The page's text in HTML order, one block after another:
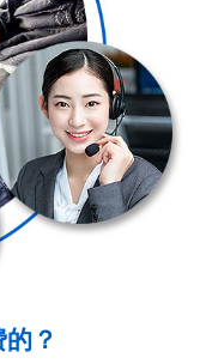
？